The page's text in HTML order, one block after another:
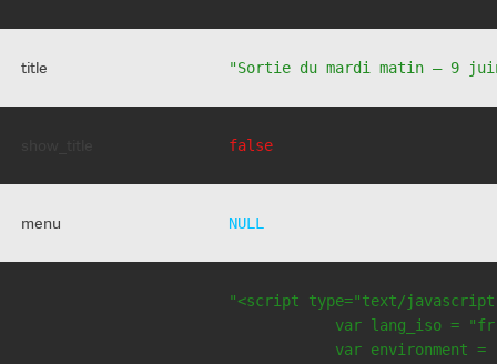
title "Sortie du mardi matin – 9
false
menu NULL
"<script type="text/
var lang_iso =
var environment =